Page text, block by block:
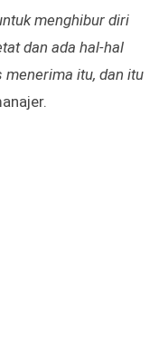
menghibur diri
dan ada hal-hal
menerima itu, dan itu